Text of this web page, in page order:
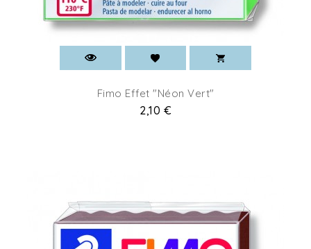
Fimo Effet "Néon Vert"
Prix
2,10 €